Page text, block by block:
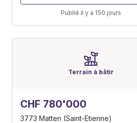
Publié il y a 150 jours
Terrain à bâtir
CHF 780'000
3773 Matten (Saint-Etienne)